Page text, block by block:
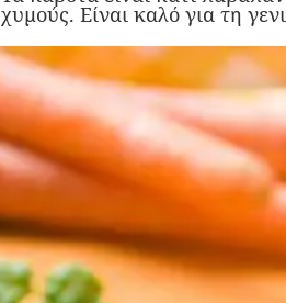
χυμούς. Είναι καλό για τη